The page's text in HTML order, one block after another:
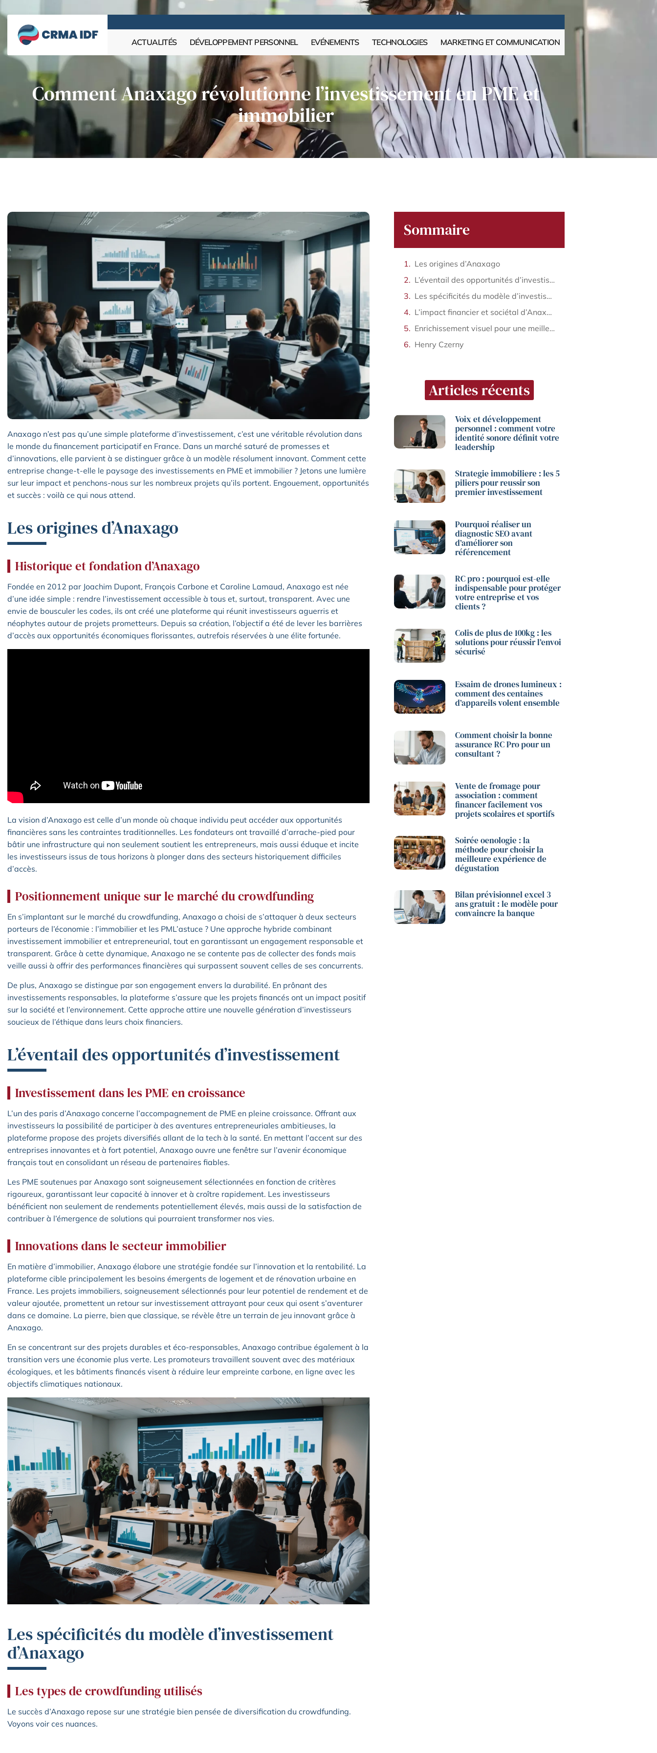
ACTUALITÉS DÉVELOPPEMENT PERSONNEL EVÉNEMENTS TECHNOLOGIES MARKETING ET COMMUNICATION
Comment Anaxago révolutionne l’investissement en PME et
immobilier
Anaxago n’est pas qu’une simple plateforme d’investissement, c’est une véritable révolution dans
le monde du financement participatif en France. Dans un marché saturé de promesses et
d’innovations, elle parvient à se distinguer grâce à un modèle résolument innovant. Comment cette
entreprise change-t-elle le paysage des investissements en PME et immobilier ? Jetons une lumière
sur leur impact et penchons-nous sur les nombreux projets qu’ils portent. Engouement, opportunités
et succès : voilà ce qui nous attend.
Les origines d’Anaxago
Historique et fondation d’Anaxago
Fondée en 2012 par Joachim Dupont, François Carbone et Caroline Lamaud, Anaxago est née
d’une idée simple : rendre l’investissement accessible à tous et, surtout, transparent. Avec une
envie de bousculer les codes, ils ont créé une plateforme qui réunit investisseurs aguerris et
néophytes autour de projets prometteurs. Depuis sa création, l’objectif a été de lever les barrières
d’accès aux opportunités économiques florissantes, autrefois réservées à une élite fortunée.
La vision d’Anaxago est celle d’un monde où chaque individu peut accéder aux opportunités
financières sans les contraintes traditionnelles. Les fondateurs ont travaillé d’arrache-pied pour
bâtir une infrastructure qui non seulement soutient les entrepreneurs, mais aussi éduque et incite
les investisseurs issus de tous horizons à plonger dans des secteurs historiquement difficiles
d’accès.
Positionnement unique sur le marché du crowdfunding
En s’implantant sur le marché du crowdfunding, Anaxago a choisi de s’attaquer à deux secteurs
porteurs de l’économie : l’immobilier et les PML’astuce ? Une approche hybride combinant
investissement immobilier et entrepreneurial, tout en garantissant un engagement responsable et
transparent. Grâce à cette dynamique, Anaxago ne se contente pas de collecter des fonds mais
veille aussi à offrir des performances financières qui surpassent souvent celles de ses concurrents.
De plus, Anaxago se distingue par son engagement envers la durabilité. En prônant des
investissements responsables, la plateforme s’assure que les projets financés ont un impact positif
sur la société et l’environnement. Cette approche attire une nouvelle génération d’investisseurs
soucieux de l’éthique dans leurs choix financiers.
L’éventail des opportunités d’investissement
Investissement dans les PME en croissance
L’un des paris d’Anaxago concerne l’accompagnement de PME en pleine croissance. Offrant aux
investisseurs la possibilité de participer à des aventures entrepreneuriales ambitieuses, la
plateforme propose des projets diversifiés allant de la tech à la santé. En mettant l’accent sur des
entreprises innovantes et à fort potentiel, Anaxago ouvre une fenêtre sur l’avenir économique
français tout en consolidant un réseau de partenaires fiables.
Les PME soutenues par Anaxago sont soigneusement sélectionnées en fonction de critères
rigoureux, garantissant leur capacité à innover et à croître rapidement. Les investisseurs
bénéficient non seulement de rendements potentiellement élevés, mais aussi de la satisfaction de
contribuer à l’émergence de solutions qui pourraient transformer nos vies.
Innovations dans le secteur immobilier
En matière d’immobilier, Anaxago élabore une stratégie fondée sur l’innovation et la rentabilité. La
plateforme cible principalement les besoins émergents de logement et de rénovation urbaine en
France. Les projets immobiliers, soigneusement sélectionnés pour leur potentiel de rendement et de
valeur ajoutée, promettent un retour sur investissement attrayant pour ceux qui osent s’aventurer
dans ce domaine. La pierre, bien que classique, se révèle être un terrain de jeu innovant grâce à
Anaxago.
En se concentrant sur des projets durables et éco-responsables, Anaxago contribue également à la
transition vers une économie plus verte. Les promoteurs travaillent souvent avec des matériaux
écologiques, et les bâtiments financés visent à réduire leur empreinte carbone, en ligne avec les
objectifs climatiques nationaux.
Les spécificités du modèle d’investissement
d’Anaxago
Les types de crowdfunding utilisés
Le succès d’Anaxago repose sur une stratégie bien pensée de diversification du crowdfunding.
Voyons voir ces nuances.
Sommaire
Les origines d’Anaxago
L’éventail des opportunités d’investissement
Les spécificités du modèle d’investissement d’Anaxago
L’impact financier et sociétal d’Anaxago
Enrichissement visuel pour une meilleure compréhension
Henry Czerny
Articles récents
Voix et développement
personnel : comment votre
identité sonore définit votre
leadership
Strategie immobiliere : les 5
piliers pour reussir son
premier investissement
Pourquoi réaliser un
diagnostic SEO avant
d’améliorer son
référencement
RC pro : pourquoi est-elle
indispensable pour protéger
votre entreprise et vos
clients ?
Colis de plus de 100kg : les
solutions pour réussir l’envoi
sécurisé
Essaim de drones lumineux :
comment des centaines
d’appareils volent ensemble
Comment choisir la bonne
assurance RC Pro pour un
consultant ?
Vente de fromage pour
association : comment
financer facilement vos
projets scolaires et sportifs
Soirée oenologie : la
méthode pour choisir la
meilleure expérience de
dégustation
Bilan prévisionnel excel 3
ans gratuit : le modèle pour
convaincre la banque